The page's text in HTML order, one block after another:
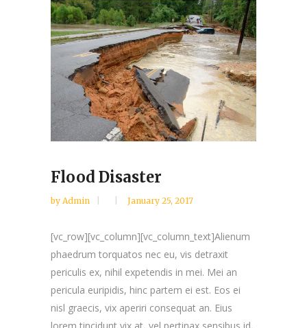
Flood Disaster
by Admin January 25, 2017
[vc_row][vc_column][vc_column_text]Alienum
phaedrum torquatos nec eu, vis detraxit
periculis ex, nihil expetendis in mei. Mei an
pericula euripidis, hinc partem ei est. Eos ei
nisl graecis, vix aperiri consequat an. Eius